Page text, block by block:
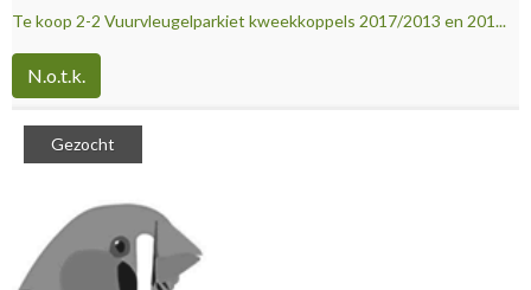
Te koop 2-2 Vuurvleugelparkiet kweekkoppels 2017/2013 en 201...
N.o.t.k.
Gezocht